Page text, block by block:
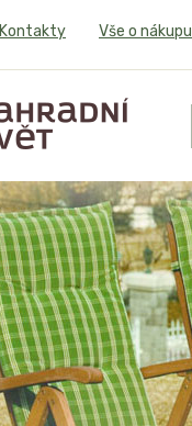
Kontakty Vše o nákupu